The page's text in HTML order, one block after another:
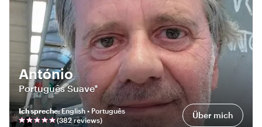
António
Português Suave*
Ich spreche:English • Português
(382reviews) Über mich